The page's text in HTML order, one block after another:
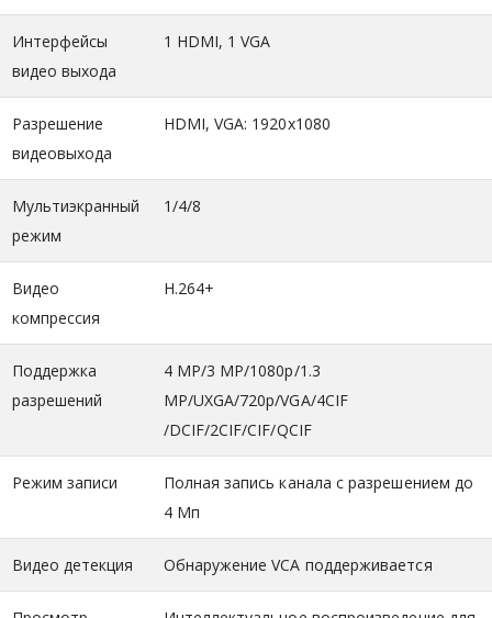
Интерфейсы
видео выхода
1 HDMI, 1 VGA
Разрешение
видеовыхода
HDMI, VGA: 1920x1080
Мультиэкранный
режим
1/4/8
Видео
компрессия
H.264+
Поддержка
разрешений
4 MP/3 MP/1080p/1.3
MP/UXGA/720p/VGA/4CIF
/DCIF/2CIF/CIF/QCIF
Режим записи
Полная запись канала с разрешением до
4 Мп
Видео детекция Обнаружение VCA поддерживается